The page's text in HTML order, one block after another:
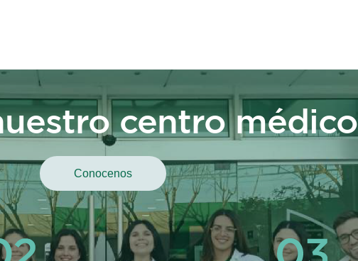
centro médico
Conocenos